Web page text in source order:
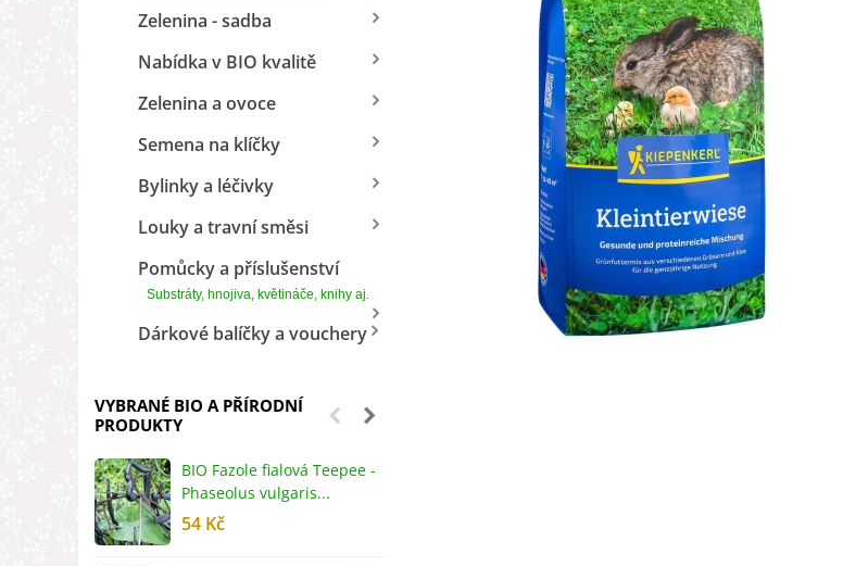
Zelenina - sadba
Nabídka v BIO kvalitě
Zelenina a ovoce
Semena na klíčky
Bylinky a léčivky
Louky a travní směsi
Pomůcky a příslušenství
Substráty, hnojiva, květináče, knihy aj.
Dárkové balíčky a vouchery
VYBRANÉ BIO A PŘÍRODNÍ
PRODUKTY
BIO Fazole fialová Teepee -
Phaseolus vulgaris...
54 Kč